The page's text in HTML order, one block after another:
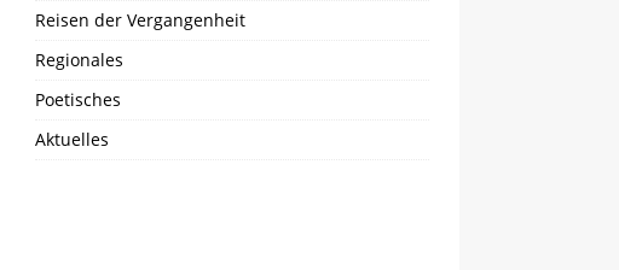
Reisen der Vergangenheit
Regionales
Poetisches
Aktuelles